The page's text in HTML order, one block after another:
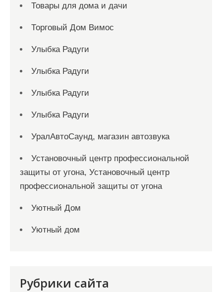
Товары для дома и дачи
Торговый Дом Вимос
Улыбка Радуги
Улыбка Радуги
Улыбка Радуги
Улыбка Радуги
УралАвтоСаунд, магазин автозвука
Установочный центр профессиональной
защиты от угона, Установочный центр
профессиональной защиты от угона
Уютный Дом
Уютный дом
Рубрики сайта